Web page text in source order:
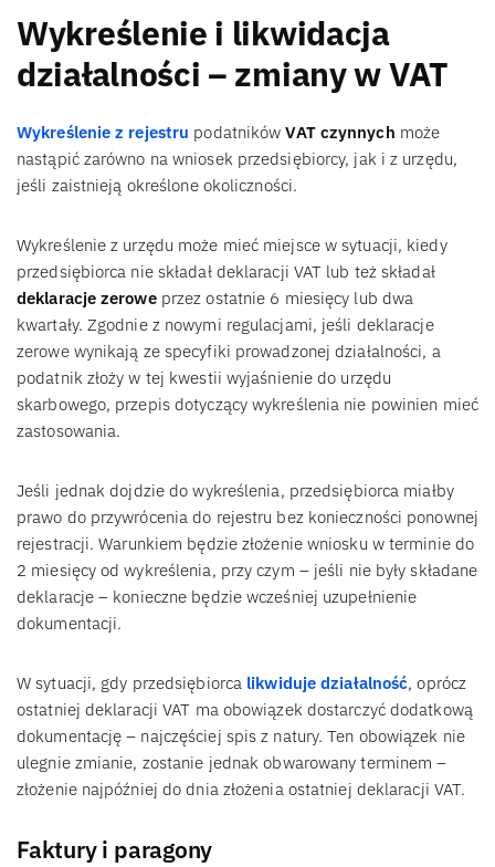
Wykreślenie i likwidacja
działalności – zmiany w VAT
Wykreślenie z rejestru podatnikówVAT czynnych może
nastąpić zarówno na wniosek przedsiębiorcy, jak i z urzędu,
jeśli zaistnieją określone okoliczności.
Wykreślenie z urzędu może mieć miejsce w sytuacji, kiedy
przedsiębiorca nie składał deklaracji VAT lub też składał
deklaracje zerowe przez ostatnie 6 miesięcy lub dwa
kwartały. Zgodnie z nowymi regulacjami, jeśli deklaracje
zerowe wynikają ze specyfiki prowadzonej działalności, a
podatnik złoży w tej kwestii wyjaśnienie do urzędu
skarbowego, przepis dotyczący wykreślenia nie powinien mieć
zastosowania.
Jeśli jednak dojdzie do wykreślenia, przedsiębiorca miałby
prawo do przywrócenia do rejestru bez konieczności ponownej
rejestracji. Warunkiem będzie złożenie wniosku w terminie do
2 miesięcy od wykreślenia, przy czym – jeśli nie były składane
deklaracje – konieczne będzie wcześniej uzupełnienie
dokumentacji.
W sytuacji, gdy przedsiębiorca likwiduje działalność, oprócz
ostatniej deklaracji VAT ma obowiązek dostarczyć dodatkową
dokumentację – najczęściej spis z natury. Ten obowiązek nie
ulegnie zmianie, zostanie jednak obwarowany terminem –
złożenie najpóźniej do dnia złożenia ostatniej deklaracji VAT.
Faktury i paragony